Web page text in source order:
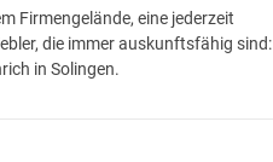
Firmengelände, eine jederzeit
die immer auskunftsfähig sind:
in Solingen.